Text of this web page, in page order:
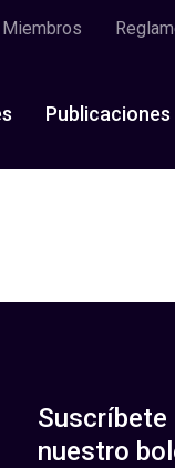
Miembros
Publicaciones
Suscríbete
nuestro